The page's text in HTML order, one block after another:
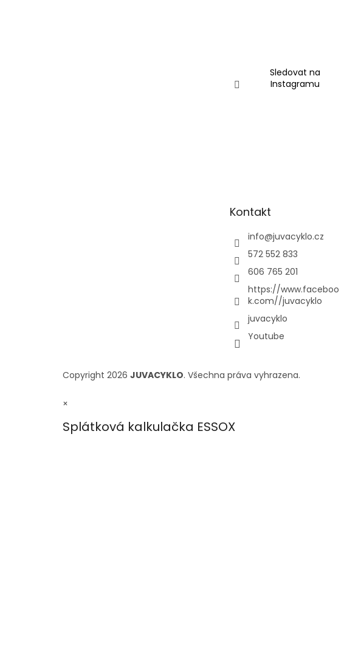
Sledovat na
Instagramu
Kontakt
info@juvacyklo.cz
572 552 833
606 765 201
https://www.faceboo
k.com//juvacyklo
juvacyklo
Youtube
Copyright 2026 JUVACYKLO. Všechna práva vyhrazena.
×
Splátková kalkulačka ESSOX